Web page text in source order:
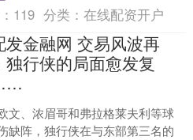
119 分类：在线配资开户
发金融网 交易风波再
独行侠的局面愈发复
文、浓眉哥和弗拉格莱夫利等球
缺阵，独行侠在与东部第三名的